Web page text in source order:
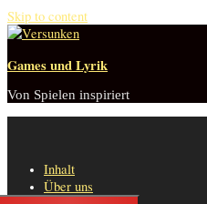
Skip to content
Games und Lyrik
Von Spielen inspiriert
Inhalt
Über uns